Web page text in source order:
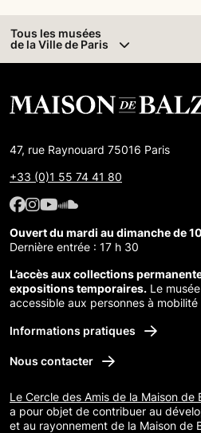
Tous les musées
de la Ville de Paris
47, rue Raynouard 75016 Paris
+33 (0)1 55 74 41 80
Facebook : Maison de
Facebook : Maison
Youtube : Maison
SoundCloud :
Ouvert du mardi au dimanche de
Dernière entrée : 17 h 30
L’accès aux collections
expositions temporaires. Le
accessible aux personnes à mobilité
Informations pratiques
Nous contacter
Le Cercle des Amis de la Maison de
a pour objet de contribuer au
et au rayonnement de la Maison de